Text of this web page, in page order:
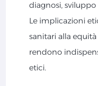
diagnosi,
Le implicazioni
sanitari alla equità
rendono
etici.